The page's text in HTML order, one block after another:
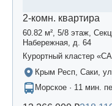
2-комн. квартира
60.82 м², 5/8 этаж,
Набережная, д. 64
Курортный кластер
Крым Респ, Саки,
Морское · 11 мин.